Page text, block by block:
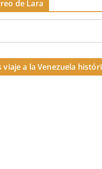
de Lara
viaje a la Venezuela